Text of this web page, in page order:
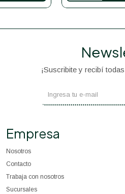
Empresa
Nosotros
Contacto
Trabaja con nosotros
Sucursales
¡Suscribite y recibí